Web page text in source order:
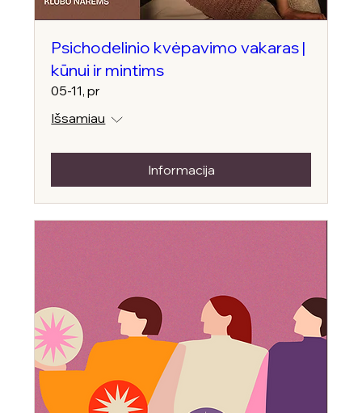
Psichodelinio kvėpavimo vakaras |
kūnui ir mintims
05-11, pr
Išsamiau
Informacija